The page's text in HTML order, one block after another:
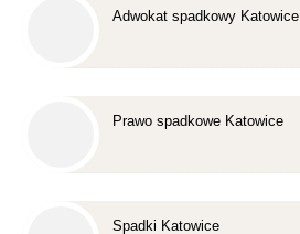
Adwokat spadkowy Katowice
Prawo spadkowe Katowice
Spadki Katowice